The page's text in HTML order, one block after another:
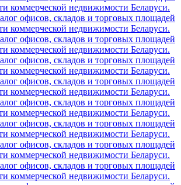
коммерческой недвижимости Беларуси.
офисов, складов и торговых площадей
коммерческой недвижимости Беларуси.
офисов, складов и торговых площадей
коммерческой недвижимости Беларуси.
офисов, складов и торговых площадей
коммерческой недвижимости Беларуси.
офисов, складов и торговых площадей
коммерческой недвижимости Беларуси.
офисов, складов и торговых площадей
коммерческой недвижимости Беларуси.
офисов, складов и торговых площадей
коммерческой недвижимости Беларуси.
офисов, складов и торговых площадей
коммерческой недвижимости Беларуси.
офисов, складов и торговых площадей
коммерческой недвижимости Беларуси.